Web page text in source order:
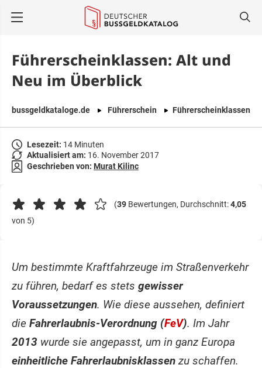
Führerscheinklassen: Alt und
Neu im Überblick
bussgeldkataloge.de Führerschein Führerscheinklassen
Lesezeit: 14 Minuten
Aktualisiert am: 16. November 2017
Geschrieben von: Murat Kilinc
(39 Bewertungen, Durchschnitt:4,05
von 5)
Um bestimmte Kraftfahrzeuge im Straßenverkehr
zu führen, bedarf es stets gewisser
Voraussetzungen. Wie diese aussehen, definiert
die Fahrerlaubnis-Verordnung (FeV). Im Jahr
2013 wurde sie angepasst, um in ganz Europa
einheitliche Fahrerlaubnisklassen zu schaffen.